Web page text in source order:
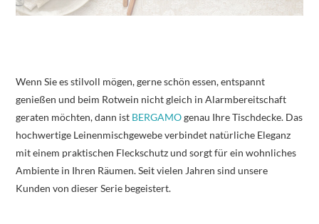
Wenn Sie es stilvoll mögen, gerne schön essen, entspannt
genießen und beim Rotwein nicht gleich in Alarmbereitschaft
geraten möchten, dann ist BERGAMOgenau Ihre Tischdecke. Das
hochwertige Leinenmischgewebe verbindet natürliche Eleganz
mit einem praktischen Fleckschutz und sorgt für ein wohnliches
Ambiente in Ihren Räumen. Seit vielen Jahren sind unsere
Kunden von dieser Serie begeistert.